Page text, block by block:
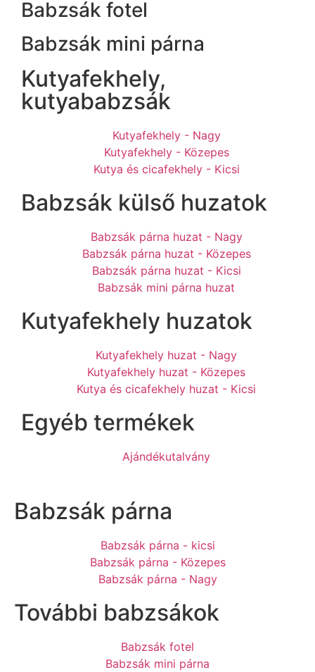
Babzsák fotel
Babzsák mini párna
Kutyafekhely,
kutyababzsák
Kutyafekhely - Nagy
Kutyafekhely - Közepes
Kutya és cicafekhely - Kicsi
Babzsák külső huzatok
Babzsák párna huzat - Nagy
Babzsák párna huzat - Közepes
Babzsák párna huzat - Kicsi
Babzsák mini párna huzat
Kutyafekhely huzatok
Kutyafekhely huzat - Nagy
Kutyafekhely huzat - Közepes
Kutya és cicafekhely huzat - Kicsi
Egyéb termékek
Ajándékutalvány
Babzsák párna
Babzsák párna - kicsi
Babzsák párna - Közepes
Babzsák párna - Nagy
További babzsákok
Babzsák fotel
Babzsák mini párna